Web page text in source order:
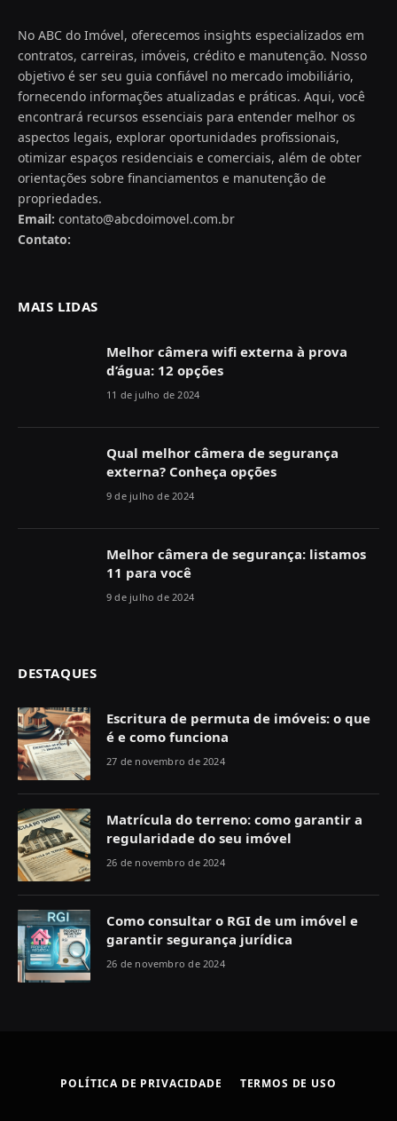
No ABC do Imóvel, oferecemos insights especializados em
contratos, carreiras, imóveis, crédito e manutenção. Nosso
objetivo é ser seu guia confiável no mercado imobiliário,
fornecendo informações atualizadas e práticas. Aqui, você
encontrará recursos essenciais para entender melhor os
aspectos legais, explorar oportunidades profissionais,
otimizar espaços residenciais e comerciais, além de obter
orientações sobre financiamentos e manutenção de
propriedades.
Email: contato@abcdoimovel.com.br
Contato:
MAIS LIDAS
Melhor câmera wifi externa à prova
d’água: 12 opções
11 de julho de 2024
Qual melhor câmera de segurança
externa? Conheça opções
9 de julho de 2024
Melhor câmera de segurança: listamos
11 para você
9 de julho de 2024
DESTAQUES
Escritura de permuta de imóveis: o que
é e como funciona
27 de novembro de 2024
Matrícula do terreno: como garantir a
regularidade do seu imóvel
26 de novembro de 2024
Como consultar o RGI de um imóvel e
garantir segurança jurídica
26 de novembro de 2024
POLÍTICA DE PRIVACIDADE TERMOS DE USO